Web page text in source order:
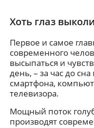
Хоть глаз выколи
Первое и самое
современного
высыпаться и
день, – за час до
смартфона,
телевизора.
Мощный поток
производят